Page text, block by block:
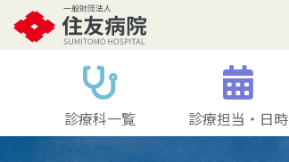
診療科一覧 診療担当・日時